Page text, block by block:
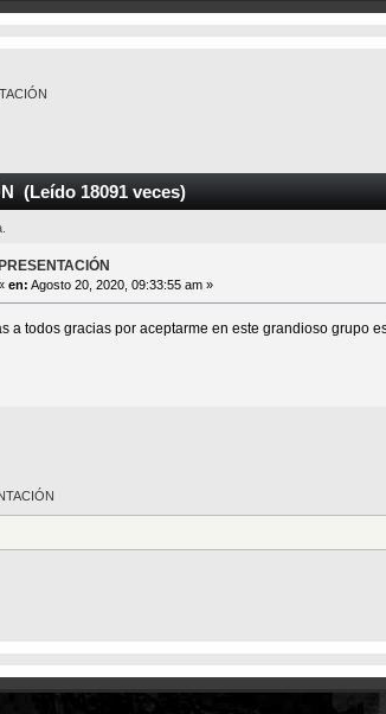
(Leído 18091 veces)
PRESENTACIÓN
en: Agosto 20, 2020, 09:33:55 am »
a todos gracias por aceptarme en este grandioso grupo